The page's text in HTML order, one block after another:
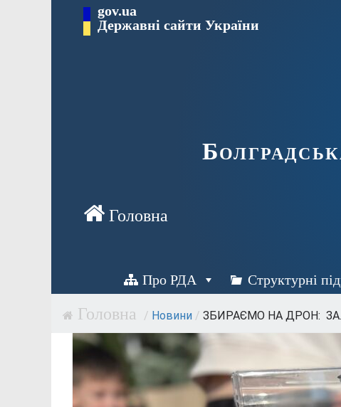
Перейти gov.ua
Державні сайти України
Про РДА Структурні
/ Новини / ЗБИРАЄМО НА ДРОН: